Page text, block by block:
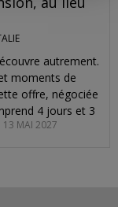
autrement.
moments de
offre, négociée
4 jours et 3
accès à l'espace
13 MAI 2027